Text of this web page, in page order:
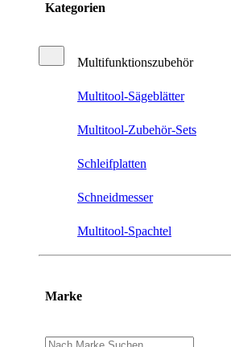
Kategorien
Multifunktionszubehör
Multitool-Sägeblätter
Multitool-Zubehör-Sets
Schleifplatten
Schneidmesser
Multitool-Spachtel
Marke